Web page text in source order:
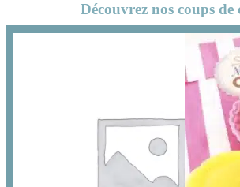
AnniversaireDécouvrez nos coups de